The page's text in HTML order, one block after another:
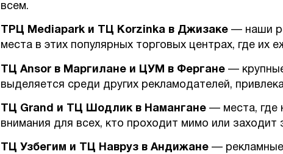
всем.
ТРЦ Mediapark и ТЦ Korzinka в Джизаке — наши
места в этих популярных торговых центрах, где их
ТЦ Ansor в Маргилане и ЦУМ в Фергане —
выделяется среди других рекламодателей,
ТЦ Grand и ТЦ Шодлик в Намангане — места, где
внимания для всех, кто проходит мимо или заходит
ТЦ Узбегим и ТЦ Навруз в Андижане — рекламные